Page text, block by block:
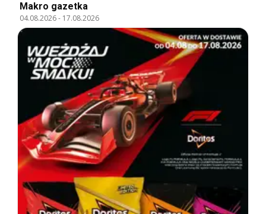
Makro gazetka
04.08.2026- 17.08.2026